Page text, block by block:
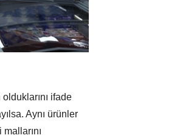
ifade
Aynı ürünler